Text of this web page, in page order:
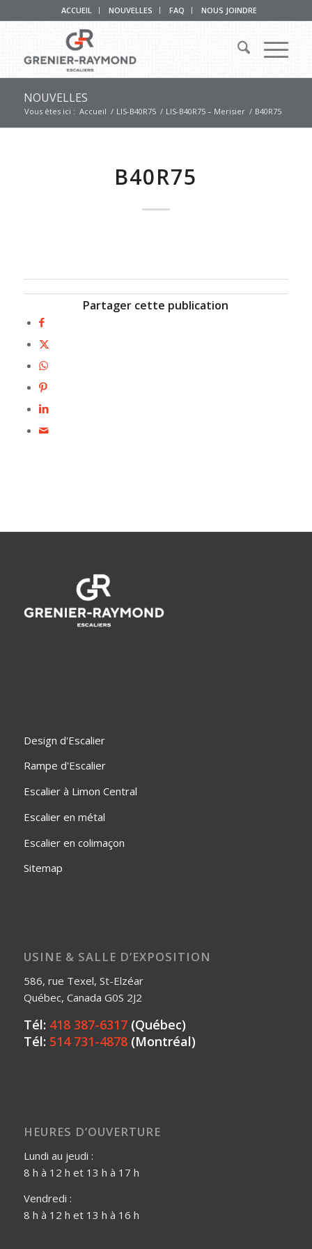
ACCUEIL NOUVELLES FAQ NOUS JOINDRE
NOUVELLES
Vous êtes ici : Accueil / LIS-B40R75 / LIS-B40R75 – Merisier / B40R75
B40R75
Partager cette publication
Design d'Escalier
Rampe d'Escalier
Escalier à Limon Central
Escalier en métal
Escalier en colimaçon
Sitemap
USINE & SALLE D’EXPOSITION
586, rue Texel, St-Elzéar
Québec, Canada G0S 2J2
Tél: 418 387-6317(Québec)
Tél: 514 731-4878(Montréal)
HEURES D’OUVERTURE
Lundi au jeudi :
8 h à 12 h et 13 h à 17 h
Vendredi :
8 h à 12 h et 13 h à 16 h